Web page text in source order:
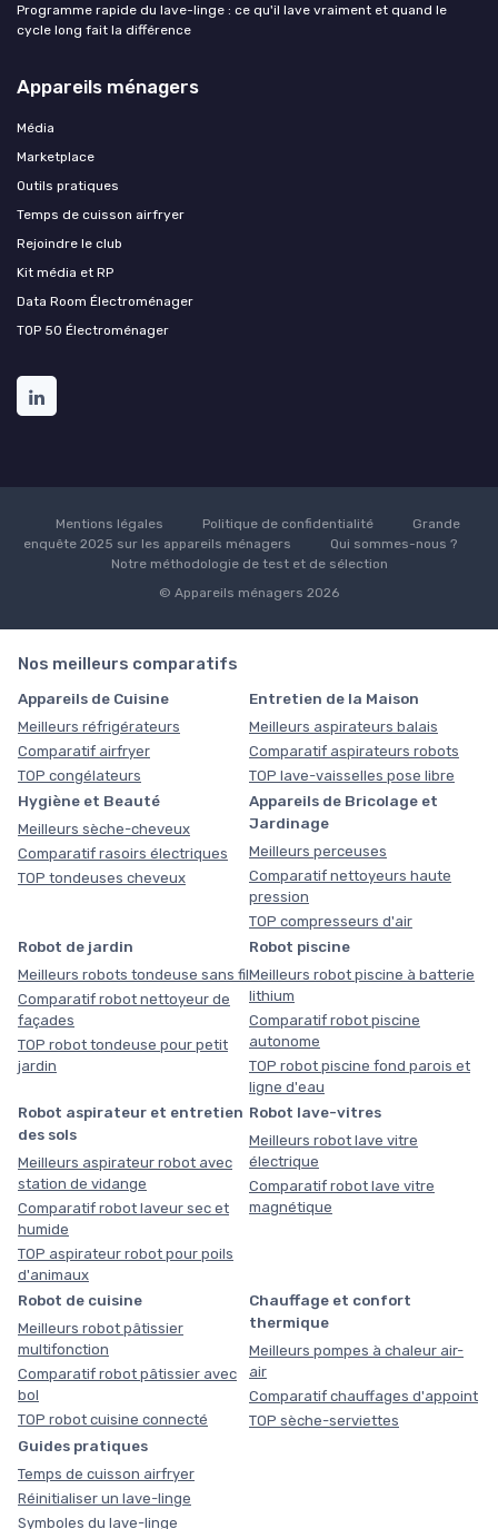
Programme rapide du lave-linge : ce qu'il lave vraiment et quand le
cycle long fait la différence
Appareils ménagers
Média
Marketplace
Outils pratiques
Temps de cuisson airfryer
Rejoindre le club
Kit média et RP
Data Room Électroménager
TOP 50 Électroménager
Mentions légales Politique de confidentialité
Grande
enquête 2025 sur les appareils ménagers
Qui sommes-nous ?
Notre méthodologie de test et de sélection
© Appareils ménagers 2026
Nos meilleurs comparatifs
Appareils de Cuisine
Meilleurs réfrigérateurs
Comparatif airfryer
TOP congélateurs
Entretien de la Maison
Meilleurs aspirateurs balais
Comparatif aspirateurs robots
TOP lave-vaisselles pose libre
Hygiène et Beauté
Meilleurs sèche-cheveux
Comparatif rasoirs électriques
TOP tondeuses cheveux
Appareils de Bricolage et
Jardinage
Meilleurs perceuses
Comparatif nettoyeurs haute
pression
TOP compresseurs d'air
Robot de jardin
Meilleurs robots tondeuse sans fil
Comparatif robot nettoyeur de
façades
TOP robot tondeuse pour petit
jardin
Robot piscine
Meilleurs robot piscine à batterie
lithium
Comparatif robot piscine
autonome
TOP robot piscine fond parois et
ligne d'eau
Robot aspirateur et entretien
des sols
Meilleurs aspirateur robot avec
station de vidange
Comparatif robot laveur sec et
humide
TOP aspirateur robot pour poils
d'animaux
Robot lave-vitres
Meilleurs robot lave vitre
électrique
Comparatif robot lave vitre
magnétique
Robot de cuisine
Meilleurs robot pâtissier
multifonction
Comparatif robot pâtissier avec
bol
TOP robot cuisine connecté
Chauffage et confort
thermique
Meilleurs pompes à chaleur air-
air
Comparatif chauffages d'appoint
TOP sèche-serviettes
Guides pratiques
Temps de cuisson airfryer
Réinitialiser un lave-linge
Symboles du lave-linge